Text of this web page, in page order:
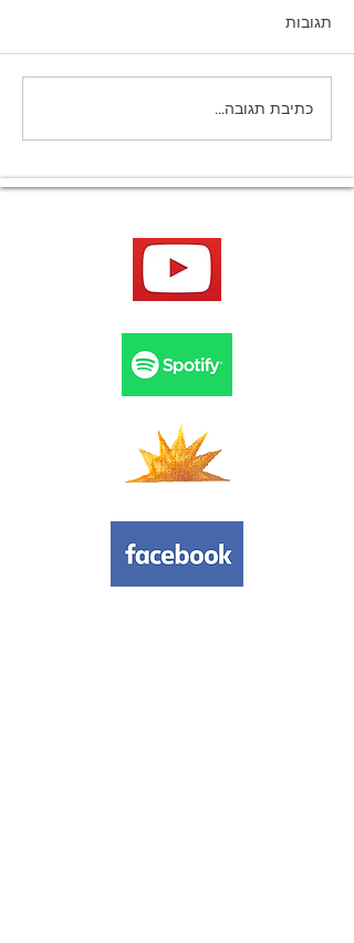
למה לא זוכרים חלומות
תגובות
כתיבת תגובה...